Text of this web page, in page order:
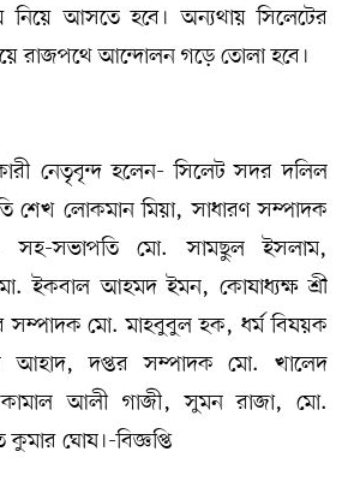
আসতে হবে। অন্যথায় সিলেটের
রাজপথে আন্দোলন গড়ে তোলা হবে।
নেতৃবৃন্দ হলেন- সিলেট সদর দলিল
শেখ লোকমান মিয়া, সাধারণ সম্পাদক
সহ-সভাপতি মো. সামছুল ইসলাম,
ইকবাল আহমদ ইমন, কোষাধ্যক্ষ শ্রী
সম্পাদক মো. মাহবুবুল হক, ধর্ম বিষয়ক
দপ্তর সম্পাদক মো. খালেদ
আলী গাজী, সুমন রাজা, মো.
ঘোষ।-বিজ্ঞপ্তি